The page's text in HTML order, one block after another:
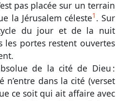
pas placée sur un terrain
la Jérusalem céleste1 . Sur
du jour et de la nuit
les portes restent ouvertes
de la cité de Dieu :
n’entre dans la cité (verset
ce soit qui ait affaire avec